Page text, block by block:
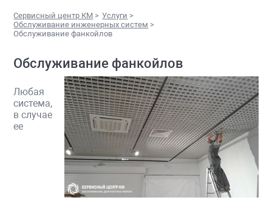
Сервисный центр КМ > Услуги >
Обслуживание инженерных систем >
Обслуживание фанкойлов
Обслуживание фанкойлов
Любая
система,
в случае
ее